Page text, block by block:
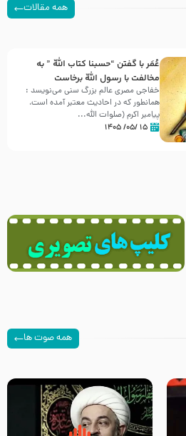
همه مقالات
عُمَر با گفتن “حسبنا كتاب اللّه ” به
مخالفت با رسول اللّه برخاست
خفاجی مصری عالم بزرگ سنی می‌نویسد :
همانطور که در احادیث معتبر آمده است،
پیامبر اکرم (صلوات اللّه...
۱۵ /۰۵/ ۱۴۰۵
همه صوت ها